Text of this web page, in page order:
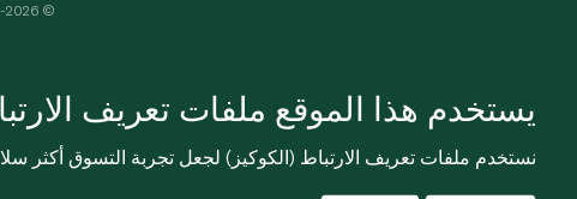
© 2020-2026 سبينس. كل الحقوق محفوظة
يستخدم هذا الموقع ملفات تعريف
نستخدم ملفات تعريف الارتباط (الكوكيز) لجعل تجربة التسوق